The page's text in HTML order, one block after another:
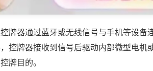
牌器通过蓝牙或无线信号与手机等设备
控牌器接收到信号后驱动内部微型电机
牌目的。